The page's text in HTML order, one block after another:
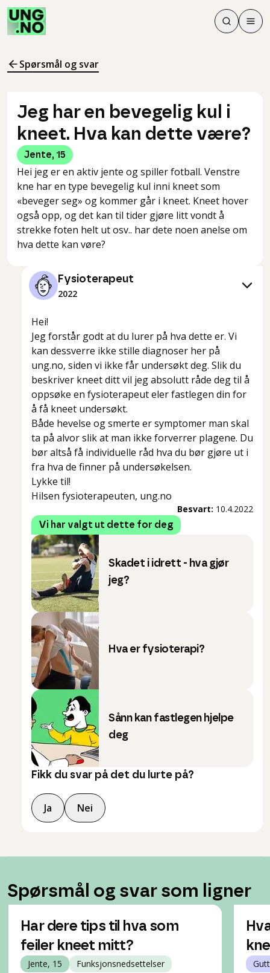
Søk
Søk
Meny
Spørsmål og svar
Jeg har en bevegelig kul i
kneet. Hva kan dette være?
Jente, 15
Hei jeg er en aktiv jente og spiller fotball. Venstre
kne har en type bevegelig kul inni kneet som
«beveger seg» og kommer går i kneet. Kneet hover
også opp, og det kan til tider gjøre litt vondt å
strekke foten helt ut osv.. har dete noen anelse om
hva dette kan vøre?
Fysioterapeut
2022
Hei!
Jeg forstår godt at du lurer på hva dette er. Vi
kan dessverre ikke stille diagnoser her på
ung.no, siden vi ikke får undersøkt deg. Slik du
beskriver kneet ditt vil jeg absolutt råde deg til å
oppsøke en fysioterapeut eler fastlegen din for
å få kneet undersøkt.
Både hevelse og smerte er symptomer man skal
ta på alvor slik at man ikke forverrer plagene. Du
bør altså få individuelle råd hva du bør gjøre ut i
fra hva de finner på undersøkelsen.
Lykke til!
Hilsen fysioterapeuten, ung.no
Besvart: 10.4.2022
Vi har valgt ut dette for deg
Skadet i idrett - hva gjør
jeg?
Hva er fysioterapi?
Sånn kan fastlegen hjelpe
deg
Fikk du svar på det du lurte på?
Ja Nei
Spørsmål og svar som ligner
Har dere tips til hva som
feiler kneet mitt?
Jente, 15 Funksjonsnedsettelser